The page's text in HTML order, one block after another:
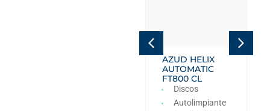
AZUD HELIX
AUTOMATIC
FT800 CL
Discos
Autolimpiante